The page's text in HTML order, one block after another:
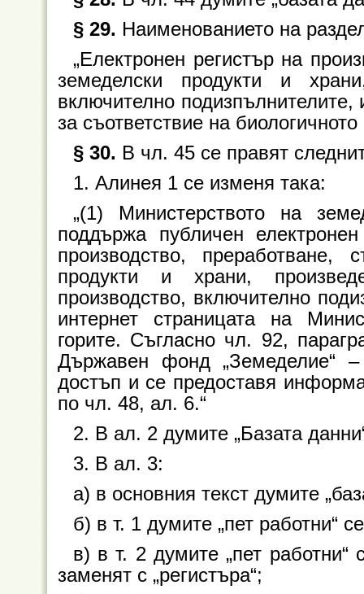
§ 29. Наименованието на
„Електронен регистър на
земеделски продукти и
включително
за съответствие на биологичното
§ 30. В чл. 45 се правят
1. Алинея 1 се изменя така:
„(1) Министерството на
поддържа публичен
производство, преработване,
продукти и храни,
производство, включително
интернет страницата на
горите. Съгласно чл. 92,
Държавен фонд „Земеделие“ –
достъп и се предоставя
по чл. 48, ал. 6.“
2. В ал. 2 думите „Базата
3. В ал. 3:
а) в основния текст думите
б) в т. 1 думите „пет работни“
в) в т. 2 думите „пет работни“
заменят с „регистъра“;